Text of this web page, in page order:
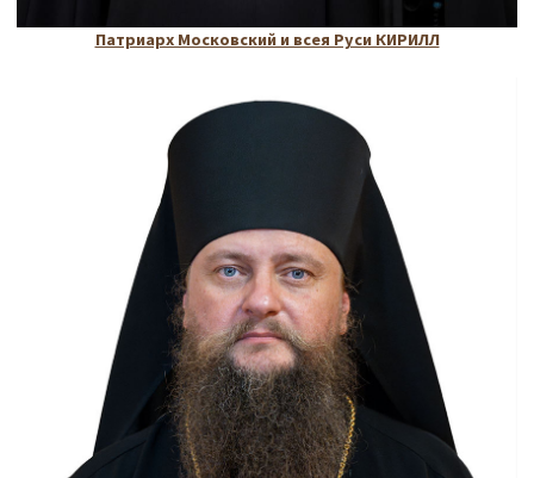
Патриарх Московский и всея Руси КИРИЛЛ